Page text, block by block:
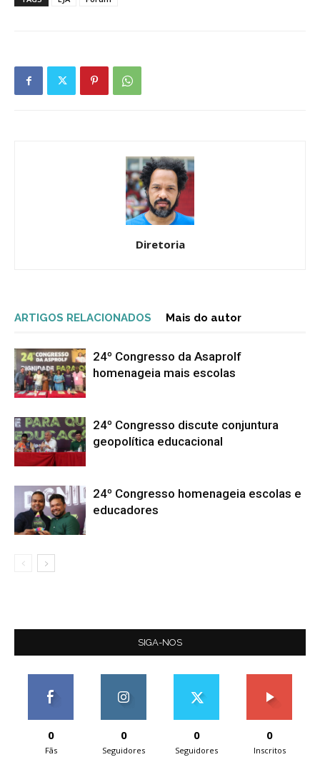
Diretoria
ARTIGOS RELACIONADOS Mais do autor
24º Congresso da Asaprolf
homenageia mais escolas
24º Congresso discute conjuntura
geopolítica educacional
24º Congresso homenageia escolas e
educadores
SIGA-NOS
0
Fãs
0
Seguidores
0
Seguidores
0
Inscritos